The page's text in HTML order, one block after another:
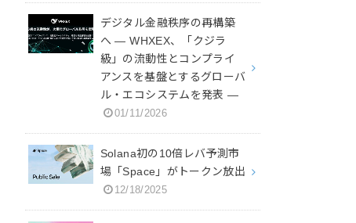
デジタル金融秩序の再構築
へ ― WHXEX、「クジラ
級」の流動性とコンプライ
アンスを基盤とするグローバ
ル・エコシステムを発表 ―
01/11/2026
Solana初の10倍レバ予測市
場「Space」がトークン放出
12/18/2025